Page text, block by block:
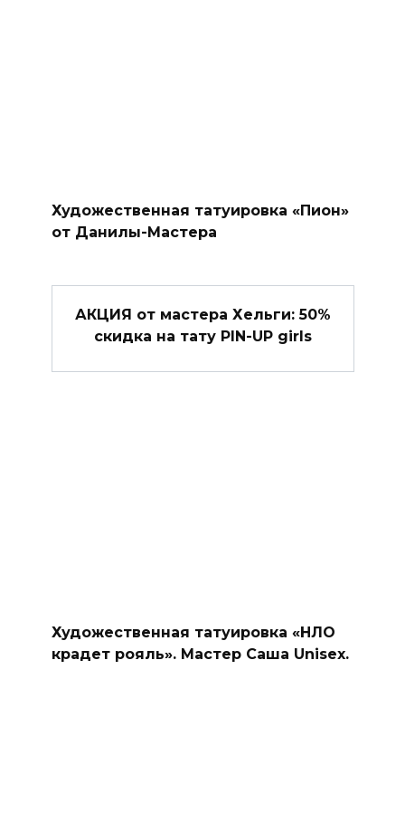
Художественная татуировка «Пион»
от Данилы-Мастера
АКЦИЯ от мастера Хельги: 50%
скидка на тату PIN-UP girls
Художественная татуировка «НЛО
крадет рояль». Мастер Саша Unisex.